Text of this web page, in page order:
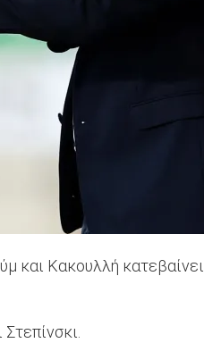
και Κακουλλή